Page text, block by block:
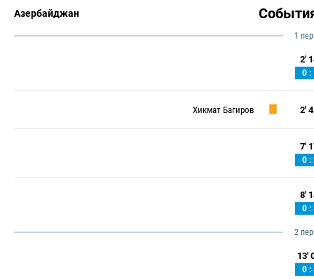
Азербайджан
1
2'
0 :
Хикмат Багиров 2'
7'
0 :
8'
0 :
2
13'
0 :